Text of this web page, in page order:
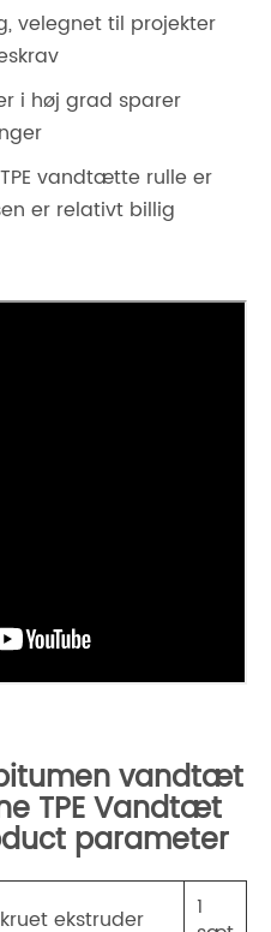
velegnet til projekter
i høj grad sparer
vandtætte rulle er
er relativt billig
vandtæt
TPE Vandtæt
parameter
ekstruder
1